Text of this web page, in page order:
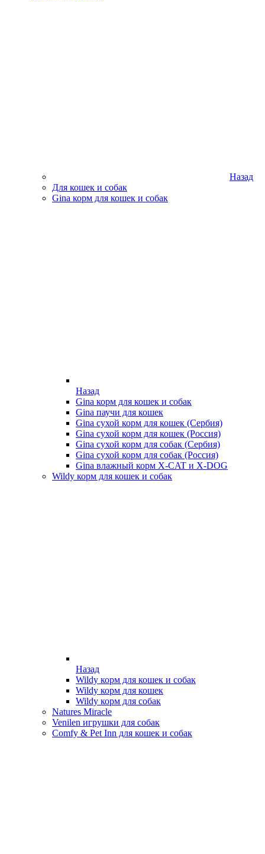
Назад
Для кошек и собак
Gina корм для кошек и собак
Назад
Gina корм для кошек и собак
Gina паучи для кошек
Gina сухой корм для кошек (Сербия)
Gina сухой корм для кошек (Россия)
Gina сухой корм для собак (Сербия)
Gina сухой корм для собак (Россия)
Gina влажный корм X-CAT и X-DOG
Wildy корм для кошек и собак
Назад
Wildy корм для кошек и собак
Wildy корм для кошек
Wildy корм для собак
Natures Miracle
Venilen игрушки для собак
Comfy & Pet Inn для кошек и собак